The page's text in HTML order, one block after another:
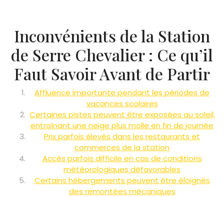
Inconvénients de la Station
de Serre Chevalier : Ce qu’il
Faut Savoir Avant de Partir
Affluence importante pendant les périodes de
vacances scolaires
Certaines pistes peuvent être exposées au soleil,
entraînant une neige plus molle en fin de journée
Prix parfois élevés dans les restaurants et
commerces de la station
Accès parfois difficile en cas de conditions
météorologiques défavorables
Certains hébergements peuvent être éloignés
des remontées mécaniques